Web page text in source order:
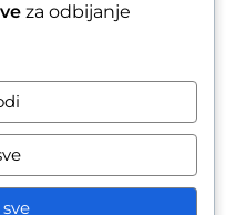
confirm that you are
shipping time.
/ Close
za odbijanje